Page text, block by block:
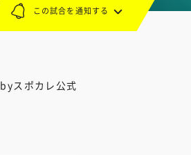
byスポカレ公式
この試合を通知する